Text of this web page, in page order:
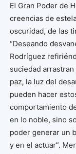
El Gran Poder de
creencias de
oscuridad, de las
“Deseando
Rodríguez
suciedad
paz, la luz del
pueden hacer
comportamiento
en lo noble, sino
poder generar un
y en el actuar”.